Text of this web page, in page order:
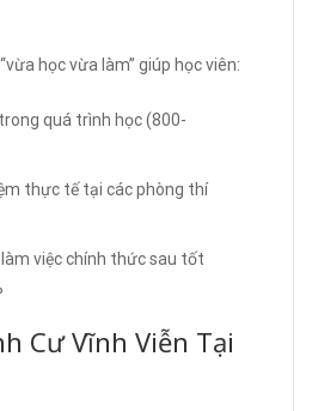
học vừa làm” giúp học viên:
quá trình học (800-
thực tế tại các phòng thí
việc chính thức sau tốt
Cư Vĩnh Viễn Tại